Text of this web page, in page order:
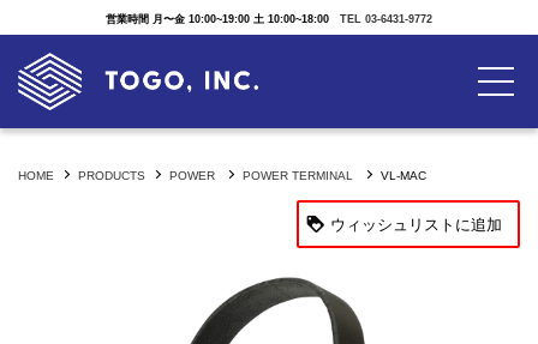
営業時間 月〜金 10:00~19:00 土 10:00~18:00 TEL 03-6431-9772
HOME PRODUCTS POWER POWER TERMINAL VL-MAC
ウィッシュリストに追加